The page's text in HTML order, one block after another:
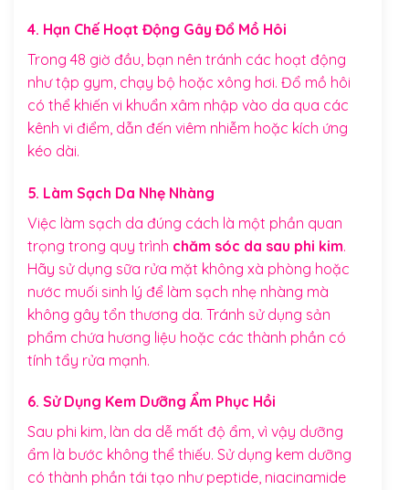
4. Hạn Chế Hoạt Động Gây Đổ Mồ Hôi
Trong 48 giờ đầu, bạn nên tránh các hoạt động
như tập gym, chạy bộ hoặc xông hơi. Đổ mồ hôi
có thể khiến vi khuẩn xâm nhập vào da qua các
kênh vi điểm, dẫn đến viêm nhiễm hoặc kích ứng
kéo dài.
5. Làm Sạch Da Nhẹ Nhàng
Việc làm sạch da đúng cách là một phần quan
trọng trong quy trình chăm sóc da sau phi kim.
Hãy sử dụng sữa rửa mặt không xà phòng hoặc
nước muối sinh lý để làm sạch nhẹ nhàng mà
không gây tổn thương da. Tránh sử dụng sản
phẩm chứa hương liệu hoặc các thành phần có
tính tẩy rửa mạnh.
6. Sử Dụng Kem Dưỡng Ẩm Phục Hồi
Sau phi kim, làn da dễ mất độ ẩm, vì vậy dưỡng
ẩm là bước không thể thiếu. Sử dụng kem dưỡng
có thành phần tái tạo như peptide, niacinamide